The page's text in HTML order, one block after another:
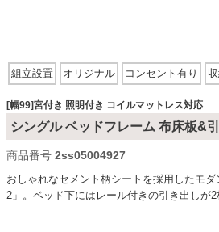
ダイニングテーブル・セット
椅子・チェア
組立設置 オリジナル コンセント有り
引き出しあり コイルマットレス対応
[幅99]宮付き 照明付き コイルマットレス対応
シングル ベッドフレーム 布床板&
商品番号 2ss05004927
おしゃれなセメント柄シートを採用したモ
2」。ベッド下にはレール付きの引き出しが2